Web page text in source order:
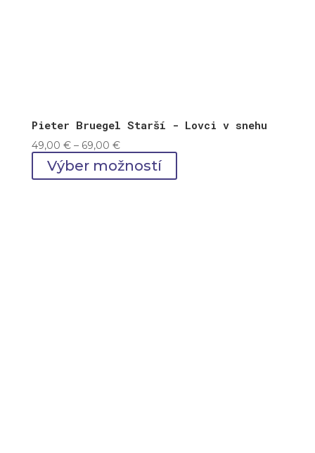
Pieter Bruegel Starší - Lovci v snehu
49,00 € – 69,00 €Price
range:
49,00 €
Výber možností